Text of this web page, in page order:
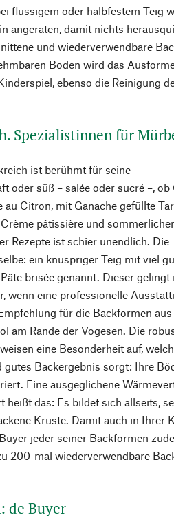
flüssigem oder halbfestem Teig
angeraten, damit nichts
und wiederverwendbare
Boden wird das
ebenso die Reinigung
Spezialistinnen für
ist berühmt für seine
oder süß – salée oder sucré –, ob
au Citron, mit Ganache gefüllte
pâtissière und
Rezepte ist schier unendlich. Die
ein knuspriger Teig mit viel
brisée genannt. Dieser gelingt
wenn eine professionelle
für die Backformen aus
am Rande der Vogesen. Die
eine Besonderheit auf,
Backergebnis sorgt: Ihre
Eine ausgeglichene
heißt das: Es bildet sich allseits,
Kruste. Damit auch in Ihrer
jeder seiner Backformen
200-mal wiederverwendbare
de Buyer